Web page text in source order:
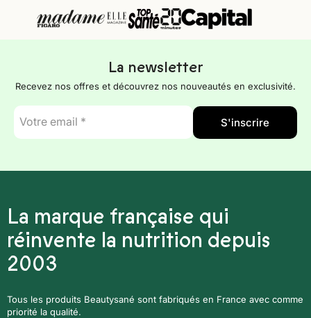
La newsletter
Recevez nos offres et découvrez nos nouveautés en exclusivité.
E-
mail
*
S'inscrire
La marque française qui
réinvente la nutrition depuis
2003
Tous les produits Beautysané sont fabriqués en France avec comme
priorité la qualité.